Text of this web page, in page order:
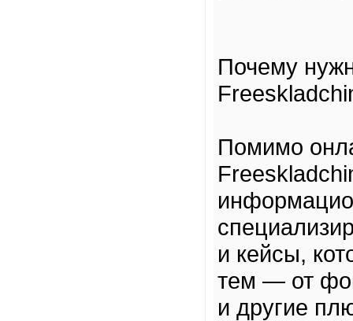
Почему
Помимо
и кейсы,
тем — от
и другие